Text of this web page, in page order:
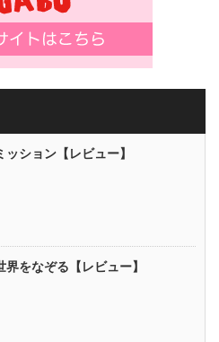
ッション【レビュー】
界をなぞる【レビュー】